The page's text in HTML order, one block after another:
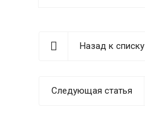
Назад к списку
Следующая статья